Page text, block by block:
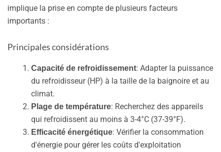
implique la prise en compte de plusieurs facteurs
importants :
Principales considérations
Capacité de refroidissement: Adapter la puissance
du refroidisseur (HP) à la taille de la baignoire et au
climat.
Plage de température: Recherchez des appareils
qui refroidissent au moins à 3-4°C (37-39°F).
Efficacité énergétique: Vérifier la consommation
d'énergie pour gérer les coûts d'exploitation